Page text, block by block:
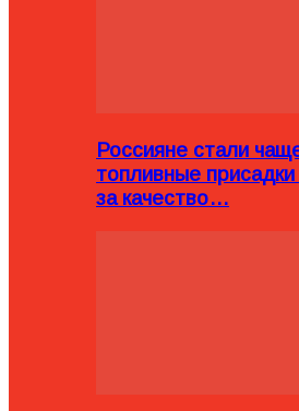
Россияне стали
топливные
за качество…